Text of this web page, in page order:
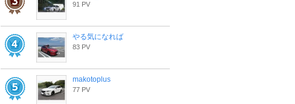
91 PV
やる気になれば
83 PV
makotoplus
77 PV